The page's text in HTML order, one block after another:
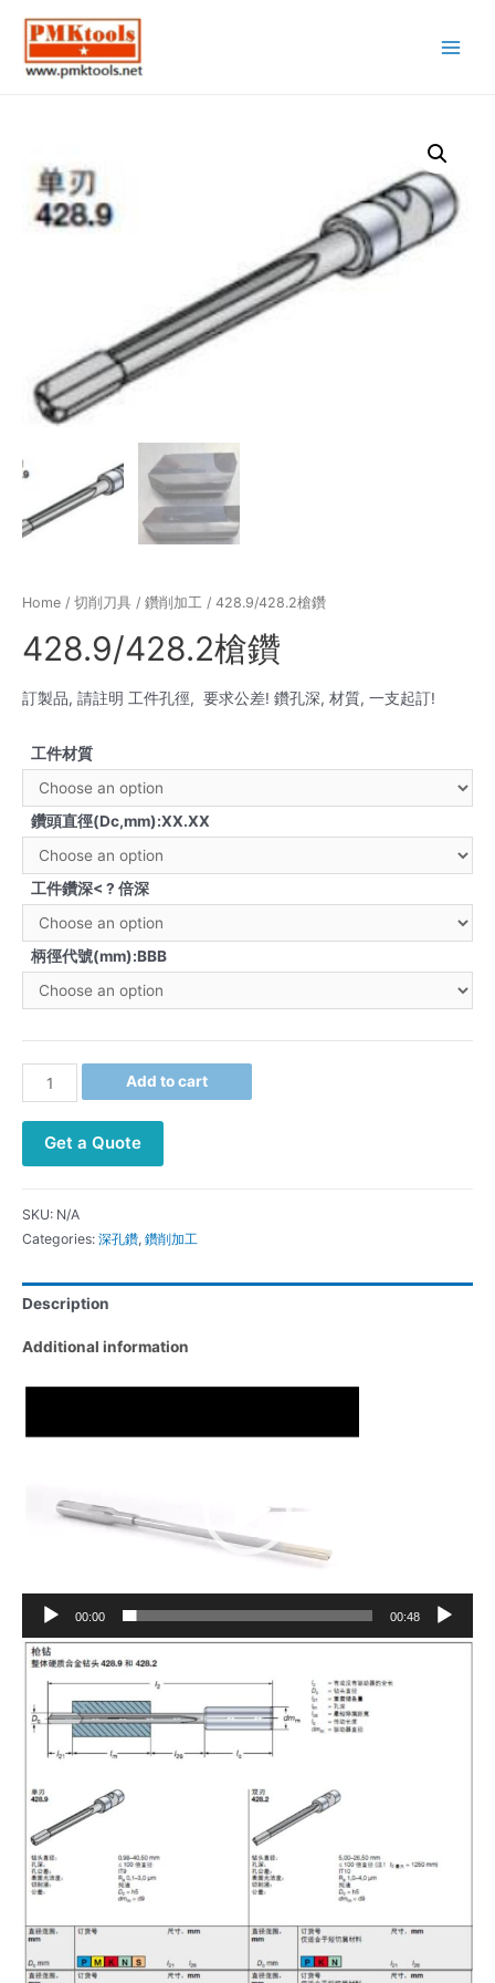
Home / 切削刀具 / 鑽削加工 / 428.9/428.2槍鑽
428.9/428.2槍鑽
訂製品, 請註明 工件孔徑, 要求公差! 鑽孔深, 材質, 一支起訂!
工件材質
鑽頭直徑(Dc,mm):XX.XX
工件鑽深< ? 倍深
柄徑代號(mm):BBB
Add to cart
Get a Quote
SKU: N/A
Categories: 深孔鑽, 鑽削加工
Description
Additional information
00:00 00:48